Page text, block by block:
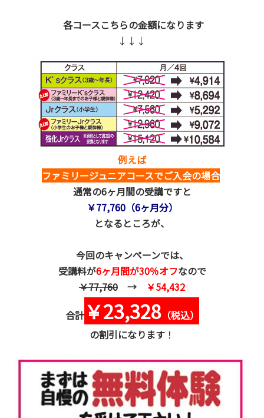
各コースこちらの金額になります
↓↓↓
例えば
ファミリージュニアコースでご入会の場合
通常の6ヶ月間の受講ですと
￥77,760（6ヶ月分）
となるところが、
今回のキャンペーンでは、
受講料が6ヶ月間が30％オフなので
￥77,760 →
￥54,432
合計￥23,328（税込）
の割引になります ！